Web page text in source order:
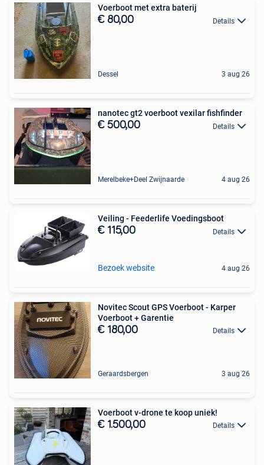
Voerboot met extra baterij
€ 80,00 Details
Dessel 3 aug 26
nanotec gt2 voerboot vexilar fishfinder
€ 500,00 Details
Merelbeke+Deel Zwijnaarde 4 aug 26
Veiling - Feederlife Voedingsboot
€ 115,00 Details
Bezoek website 4 aug 26
Novitec Scout GPS Voerboot - Karper
Voerboot + Garentie
€ 180,00 Details
Geraardsbergen 3 aug 26
Voerboot v-drone te koop uniek!
€ 1.500,00 Details